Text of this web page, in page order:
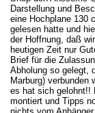
Darstellung und
eine Hochplane 130
gelesen hatte und
der Hoffnung, daß
heutigen Zeit nur
Brief für die
Abholung so gelegt,
Marburg) verbunden
es hat sich gelohnt!!
montiert und Tipps